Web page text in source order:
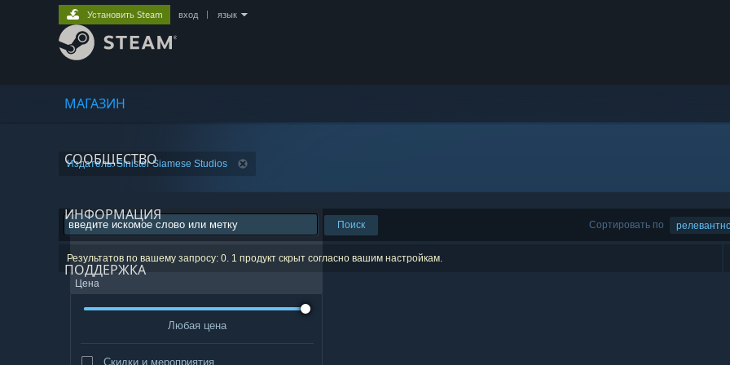
МАГАЗИН
СООБЩЕСТВО
ИНФОРМАЦИЯ
ПОДДЕРЖКА
Установить Steam вход язык
Издатель: Sinister Siamese Studios
Сортировать по
Поиск
Результатов по вашему запросу: 0. 1 продукт скрыт согласно вашим настройкам.
Цена
Любая цена
Скидки и мероприятия